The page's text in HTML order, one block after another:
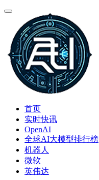
首页
实时快讯
OpenAI
全球AI大模型排行榜
机器人
微软
英伟达